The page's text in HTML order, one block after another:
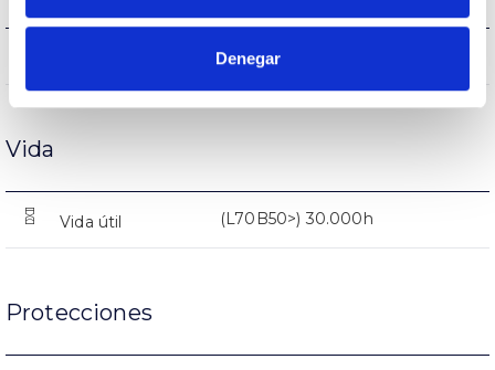
Denegar
Vida
Vida útil (L70B50>) 30.000h
Protecciones